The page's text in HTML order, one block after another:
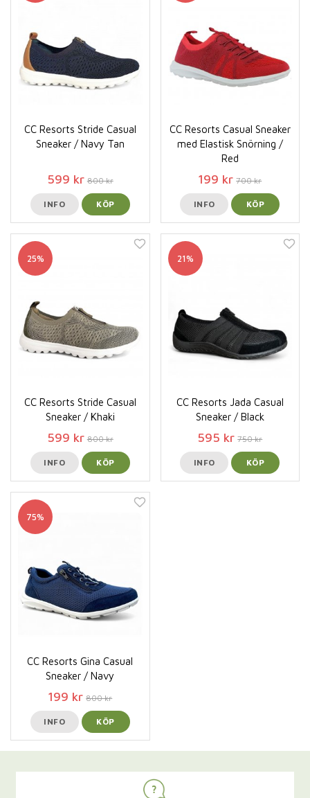
CC Resorts Stride Casual
Sneaker / Navy Tan
599 kr 800 kr
INFO KÖP
CC Resorts Casual Sneaker
med Elastisk Snörning /
Red
199 kr 700 kr
INFO KÖP
25%
CC Resorts Stride Casual
Sneaker / Khaki
599 kr 800 kr
INFO KÖP
21%
CC Resorts Jada Casual
Sneaker / Black
595 kr 750 kr
INFO KÖP
75%
CC Resorts Gina Casual
Sneaker / Navy
199 kr 800 kr
INFO KÖP